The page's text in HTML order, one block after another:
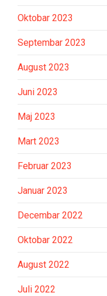
Oktobar 2023
Septembar 2023
August 2023
Juni 2023
Maj 2023
Mart 2023
Februar 2023
Januar 2023
Decembar 2022
Oktobar 2022
August 2022
Juli 2022